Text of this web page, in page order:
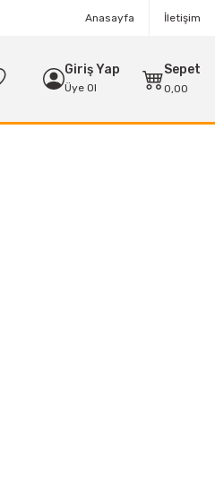
Anasayfa İletişim
Giriş Yap
Üye Ol
Sepet
0,00